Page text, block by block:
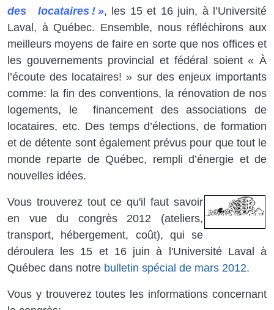
des locataires ! », les 15 et 16 juin, à l’Université
Laval, à Québec. Ensemble, nous réfléchirons aux
meilleurs moyens de faire en sorte que nos offices et
les gouvernements provincial et fédéral soient « À
l’écoute des locataires! » sur des enjeux importants
comme: la fin des conventions, la rénovation de nos
logements, le financement des associations de
locataires, etc. Des temps d’élections, de formation
et de détente sont également prévus pour que tout le
monde reparte de Québec, rempli d’énergie et de
nouvelles idées.
Vous trouverez tout ce qu'il faut savoir
en vue du congrès 2012 (ateliers,
transport, hébergement, coût), qui se
déroulera les 15 et 16 juin à l'Université Laval à
Québec dans notre bulletin spécial de mars 2012.
Vous y trouverez toutes les informations concernant